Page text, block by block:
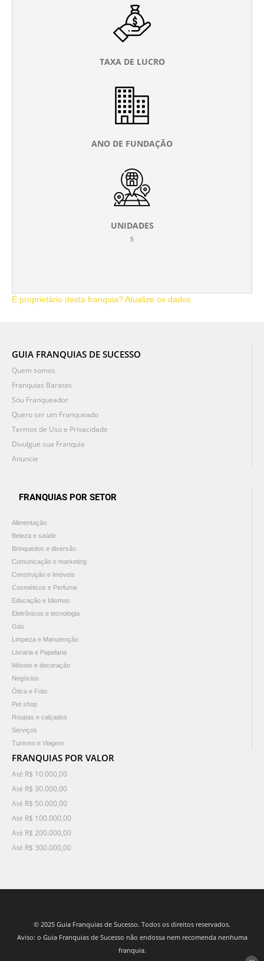
TAXA DE LUCRO
ANO DE FUNDAÇÃO
UNIDADES
5
É proprietário desta franquia? Atualize os dados
GUIA FRANQUIAS DE SUCESSO
Quem somos
Franquias Baratas
Sou Franqueador
Quero ser um Franqueado
Termos de Uso e Privacidade
Divulgue sua Franquia
Anuncie
FRANQUIAS POR SETOR
Alimentação
Beleza e saúde
Brinquedos e diversão
Comunicação e marketing
Construção e Imóveis
Cosméticos e Perfume
Educação e Idiomas
Eletrônicos e tecnologia
Gás
Limpeza e Manutenção
Livraria e Papelaria
Móveis e decoração
Negócios
Ótica e Foto
Pet shop
Roupas e calçados
Serviços
Turismo e Viagem
FRANQUIAS POR VALOR
Até R$ 10.000,00
Até R$ 30.000,00
Até R$ 50.000,00
Até R$ 100.000,00
Até R$ 200.000,00
Até R$ 300.000,00
© 2025 Guia Franquias de Sucesso. Todos os direitos reservados.
Aviso: o Guia Franquias de Sucesso não endossa nem recomenda nenhuma
franquia.